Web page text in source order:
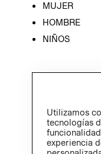
MUJER
HOMBRE
NIÑOS
Utilizamos
tecnologías
experiencia